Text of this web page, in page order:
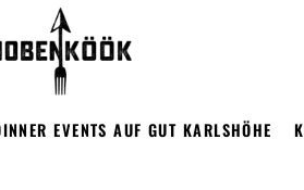
EVENTS AUF GUT KARLSHÖHE